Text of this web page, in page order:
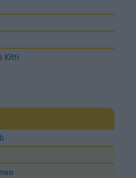
Kitti